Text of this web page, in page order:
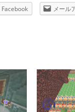
Facebook メール